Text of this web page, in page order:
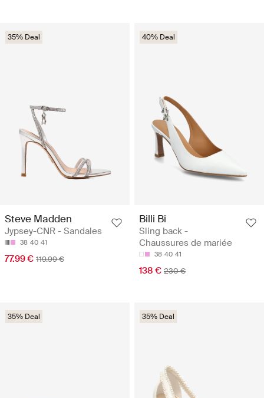
35% Deal
Steve Madden
Jypsey-CNR - Sandales
38 40 41
77.99 € 119.99 €
40% Deal
Billi Bi
Sling back -
Chaussures de mariée
38 40 41
138 € 230 €
35% Deal 35% Deal